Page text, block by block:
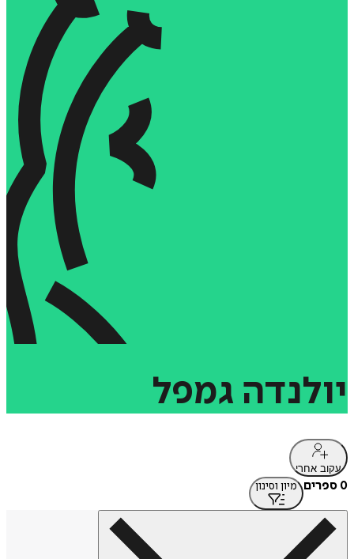
יולנדה גמפל
עקוב אחרי
0 ספרים מיון וסינון